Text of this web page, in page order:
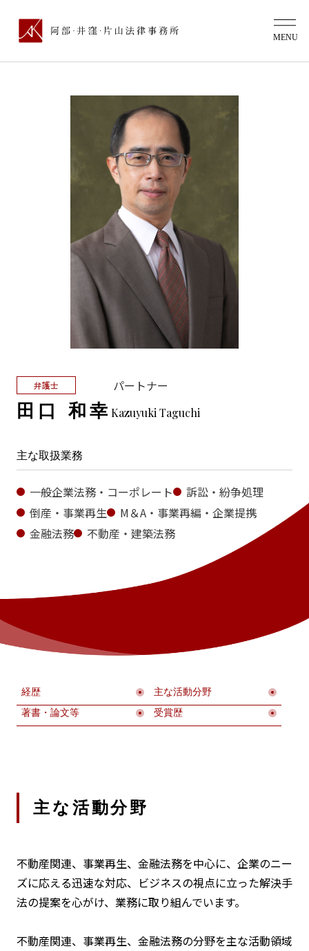
弁護士 パートナー
田口 和幸 Kazuyuki Taguchi
主な取扱業務
一般企業法務・コーポレート
訴訟・紛争処理
倒産・事業再生
M＆A・事業再編・企業提携
金融法務
不動産・建築法務
経歴
主な活動分野
著書・論文等
受賞歴
主な活動分野
不動産関連、事業再生、金融法務を中心に、企業のニー
ズに応える迅速な対応、ビジネスの視点に立った解決手
法の提案を心がけ、業務に取り組んでいます。
不動産関連、事業再生、金融法務の分野を主な活動領域